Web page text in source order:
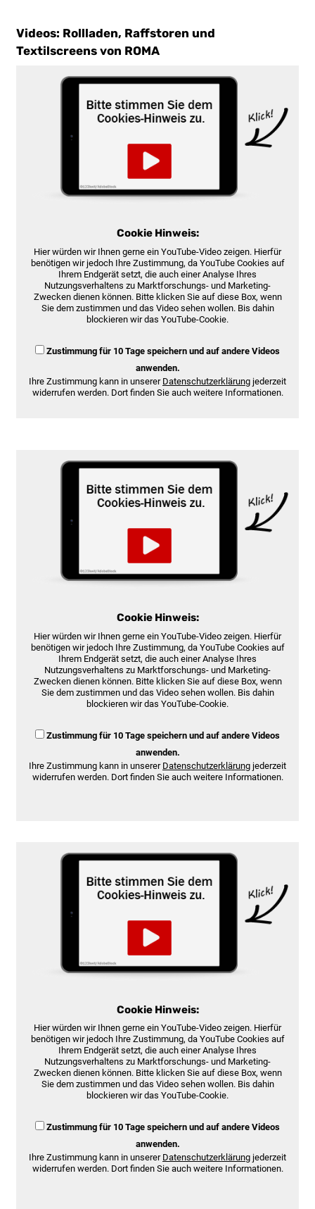
Videos: Rollladen, Raffstoren und
Textilscreens von ROMA
Cookie Hinweis:
Hier würden wir Ihnen gerne ein YouTube-Video zeigen. Hierfür
benötigen wir jedoch Ihre Zustimmung, da YouTube Cookies auf
Ihrem Endgerät setzt, die auch einer Analyse Ihres
Nutzungsverhaltens zu Marktforschungs- und Marketing-
Zwecken dienen können. Bitte klicken Sie auf diese Box, wenn
Sie dem zustimmen und das Video sehen wollen. Bis dahin
blockieren wir das YouTube-Cookie.
Zustimmung für 10 Tage speichern und auf andere Videos
anwenden.
Ihre Zustimmung kann in unserer Datenschutzerklärung jederzeit
widerrufen werden. Dort finden Sie auch weitere Informationen.
Cookie Hinweis:
Hier würden wir Ihnen gerne ein YouTube-Video zeigen. Hierfür
benötigen wir jedoch Ihre Zustimmung, da YouTube Cookies auf
Ihrem Endgerät setzt, die auch einer Analyse Ihres
Nutzungsverhaltens zu Marktforschungs- und Marketing-
Zwecken dienen können. Bitte klicken Sie auf diese Box, wenn
Sie dem zustimmen und das Video sehen wollen. Bis dahin
blockieren wir das YouTube-Cookie.
Zustimmung für 10 Tage speichern und auf andere Videos
anwenden.
Ihre Zustimmung kann in unserer Datenschutzerklärung jederzeit
widerrufen werden. Dort finden Sie auch weitere Informationen.
Cookie Hinweis:
Hier würden wir Ihnen gerne ein YouTube-Video zeigen. Hierfür
benötigen wir jedoch Ihre Zustimmung, da YouTube Cookies auf
Ihrem Endgerät setzt, die auch einer Analyse Ihres
Nutzungsverhaltens zu Marktforschungs- und Marketing-
Zwecken dienen können. Bitte klicken Sie auf diese Box, wenn
Sie dem zustimmen und das Video sehen wollen. Bis dahin
blockieren wir das YouTube-Cookie.
Zustimmung für 10 Tage speichern und auf andere Videos
anwenden.
Ihre Zustimmung kann in unserer Datenschutzerklärung jederzeit
widerrufen werden. Dort finden Sie auch weitere Informationen.